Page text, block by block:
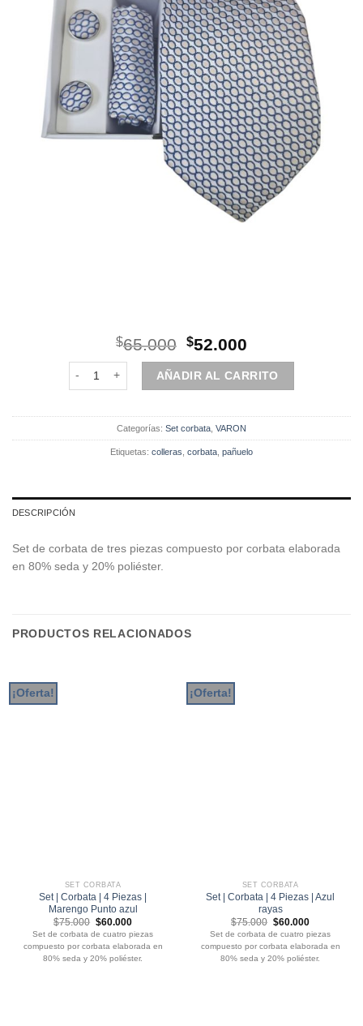
$65.000 El
precio
original
era:
$65.000.
$52.000
precio
actual
es:
$52.000.
Set | Corbata | 3 Piezas Gris Diseño cantidad
AÑADIR AL CARRITO
Categorías: Set corbata VARON
Etiquetas: colleras corbata pañuelo
DESCRIPCIÓN
Set de corbata de tres piezas compuesto por corbata elaborada
en 80% seda y 20% poliéster.
PRODUCTOS RELACIONADOS
¡Oferta!
SET CORBATA
Set | Corbata | 4 Piezas |
Marengo Punto azul
$75.000 El
precio
original
era:
$75.000.
$60.000El
precio
actual
es:
$60.000.
Set de corbata de cuatro piezas
compuesto por corbata elaborada en
80% seda y 20% poliéster.
¡Oferta!
SET CORBATA
Set | Corbata | 4 Piezas | Azul
rayas
$75.000 El
precio
original
era:
$75.000.
$60.000El
precio
actual
es:
$60.000.
Set de corbata de cuatro piezas
compuesto por corbata elaborada en
80% seda y 20% poliéster.